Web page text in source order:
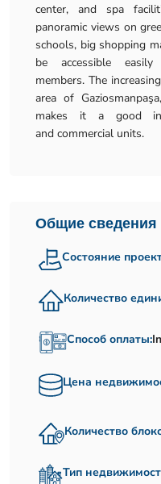
center, and spa
panoramic views on
schools, big shopping
be accessible
members. The
area of
makes it a good
and commercial units.
Общие сведения
Состояние
Количество
Способ оплаты:
Цена
Количество
Тип